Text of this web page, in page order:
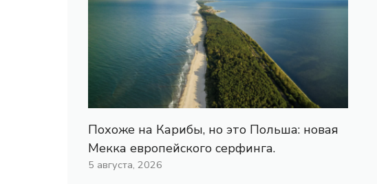
Похоже на Карибы, но это Польша: новая
Мекка европейского серфинга.
5 августа, 2026